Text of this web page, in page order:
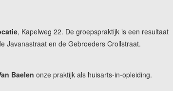
, Kapelweg 22. De groepspraktijk is een resultaat
Javanastraat en de Gebroeders Crollstraat.
Baelen onze praktijk als huisarts-in-opleiding.